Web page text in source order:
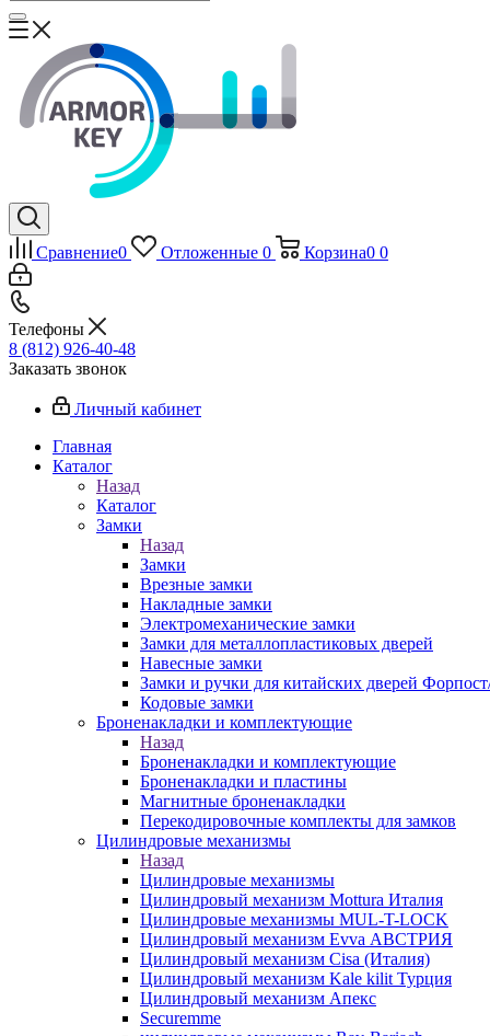
Сравнение0 Отложенные 0 Корзина0 0
Телефоны
8 (812) 926-40-48
Заказать звонок
Личный кабинет
Главная
Каталог
Назад
Каталог
Замки
Назад
Замки
Врезные замки
Накладные замки
Электромеханические замки
Замки для металлопластиковых дверей
Навесные замки
Замки и ручки для китайских дверей
Кодовые замки
Броненакладки и комплектующие
Назад
Броненакладки и комплектующие
Броненакладки и пластины
Магнитные броненакладки
Перекодировочные комплекты для замков
Цилиндровые механизмы
Назад
Цилиндровые механизмы
Цилиндровый механизм Mottura Италия
Цилиндровые механизмы MUL-T-LOCK
Цилиндровый механизм Evva АВСТРИЯ
Цилиндровый механизм Cisa (Италия)
Цилиндровый механизм Kale kilit Турция
Цилиндровый механизм Апекс
Securemme